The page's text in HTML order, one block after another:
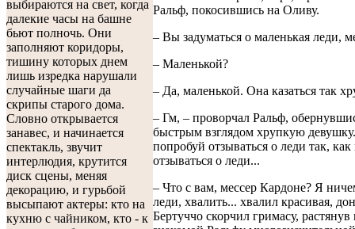
выбираются на свет, когда
далекие часы на башне
бьют полночь. Они
заполняют коридоры,
тишину которых днем
лишь изредка нарушали
случайные шаги да
скрипы старого дома.
Словно открывается
занавес, и начинается
спектакль, звучит
интерлюдия, крутится
диск сцены, меняя
декорацию, и гурьбой
высыпают актеры: кто на
кухню с чайником, кто - к
Ральф, покосившись на Оливу.
– Вы задуматься о маленькая леди,
– Маленькой?
– Да, маленькой. Она казаться так
– Гм, – проворчал Ральф,
быстрым взглядом хрупкую
попробуй отзываться о леди так, как
отзываться о леди...
– Что с вам, мессер Кардоне? Я
леди, хвалить... хвалил красивая,
Бертуччо скорчил гримасу, растянув